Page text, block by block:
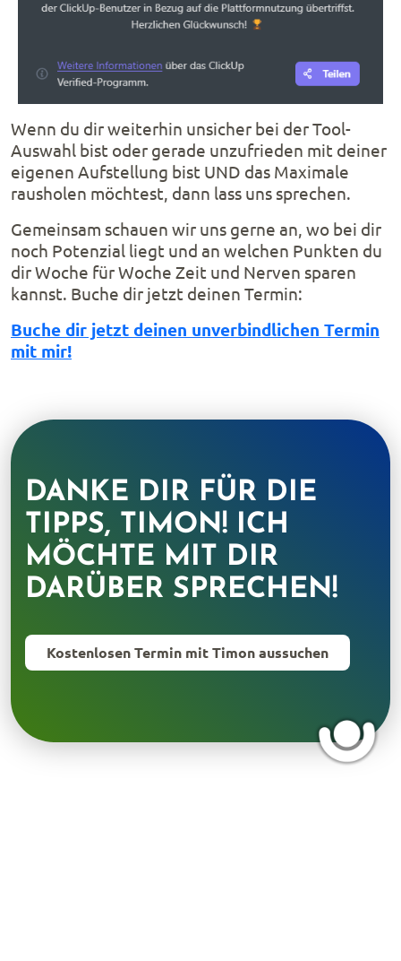
Wenn du dir weiterhin unsicher bei der Tool-
Auswahl bist oder gerade unzufrieden mit deiner
eigenen Aufstellung bist UND das Maximale
rausholen möchtest, dann lass uns sprechen.
Gemeinsam schauen wir uns gerne an, wo bei dir
noch Potenzial liegt und an welchen Punkten du
dir Woche für Woche Zeit und Nerven sparen
kannst. Buche dir jetzt deinen Termin:
Buche dir jetzt deinen unverbindlichen Termin
mit mir!
DANKE DIR FÜR DIE
TIPPS, TIMON! ICH
MÖCHTE MIT DIR
DARÜBER SPRECHEN!
Kostenlosen Termin mit Timon aussuchen